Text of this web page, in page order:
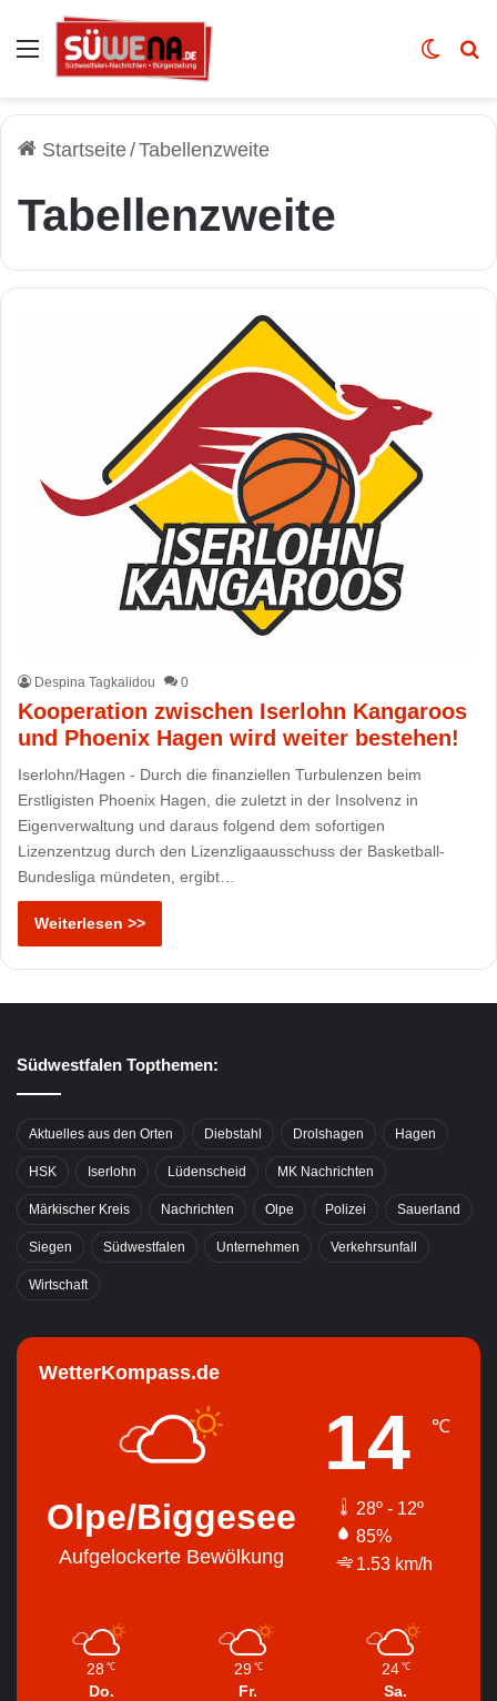
Auswahl Skin
Startseite/Tabellenzweite
Tabellenzweite
Despina Tagkalidou 0
Kooperation zwischen Iserlohn Kangaroos
und Phoenix Hagen wird weiter bestehen!
Iserlohn/Hagen - Durch die finanziellen Turbulenzen beim
Erstligisten Phoenix Hagen, die zuletzt in der Insolvenz in
Eigenverwaltung und daraus folgend dem sofortigen
Lizenzentzug durch den Lizenzligaausschuss der Basketball-
Bundesliga mündeten, ergibt…
Weiterlesen >>
Südwestfalen Topthemen:
Aktuelles aus den Orten Diebstahl Drolshagen Hagen
HSK Iserlohn Lüdenscheid MK Nachrichten
Märkischer Kreis Nachrichten Olpe Polizei Sauerland
Siegen Südwestfalen Unternehmen Verkehrsunfall
Wirtschaft
WetterKompass.de
Olpe/Biggesee
Aufgelockerte Bewölkung
14 ℃
28º - 12º
85%
1.53 km/h
28 ℃
Do.
29 ℃
Fr.
24 ℃
Sa.